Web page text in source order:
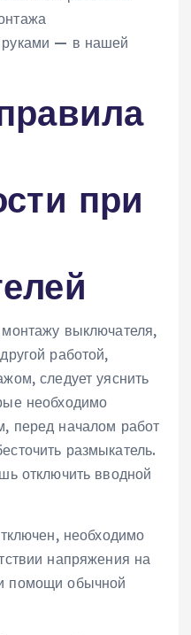
руками — в нашей
при
выключателя,
работой,
следует уяснить
необходимо
перед началом работ
размыкатель.
отключить вводной
необходимо
напряжения на
помощи обычной